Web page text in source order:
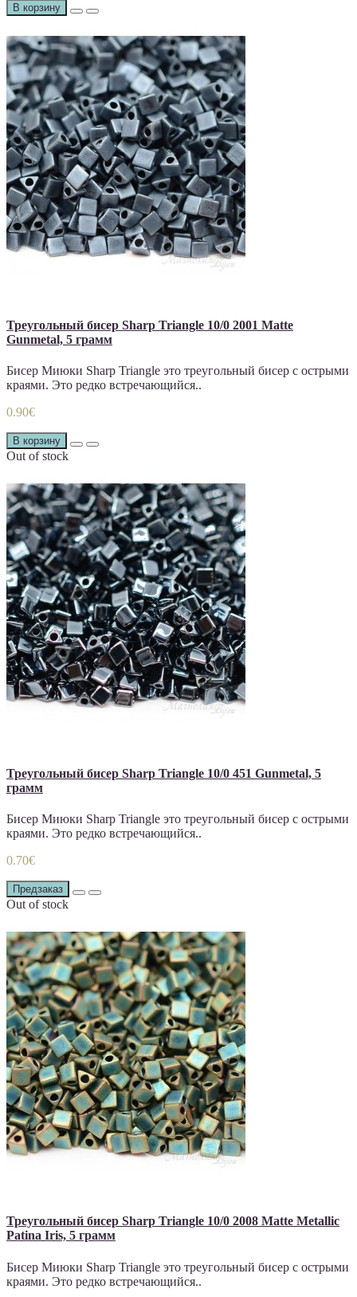
В корзину
Треугольный бисер Sharp Triangle 10/0 2001 Matte
Gunmetal, 5 грамм
Бисер Миюки Sharp Triangle это треугольный бисер с острыми
краями. Это редко встречающийся..
0.90€
В корзину
Out of stock
Треугольный бисер Sharp Triangle 10/0 451 Gunmetal, 5
грамм
Бисер Миюки Sharp Triangle это треугольный бисер с острыми
краями. Это редко встречающийся..
0.70€
Предзаказ
Out of stock
Треугольный бисер Sharp Triangle 10/0 2008 Matte Metallic
Patina Iris, 5 грамм
Бисер Миюки Sharp Triangle это треугольный бисер с острыми
краями. Это редко встречающийся..